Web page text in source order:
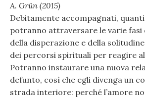
A. Grün (2015)
Debitamente accompagnati,
potranno attraversare le varie fasi
della disperazione e della
dei percorsi spirituali per reagire
Potranno instaurare una nuova
defunto, così che egli divenga un
strada interiore: perché l’amore